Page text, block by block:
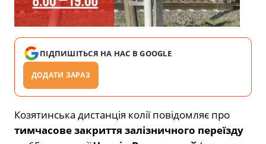
ПІДПИШІТЬСЯ НА НАС В GOOGLE
ДОДАТИ ЗАРАЗ
Козятинська дистанція колії повідомляє про
тимчасове закриття залізничного переїзду